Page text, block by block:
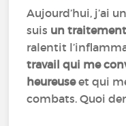
Aujourd’hui, j’ai
suis un
ralentit
travail qui me
heureuseet qui
combats. Quoi